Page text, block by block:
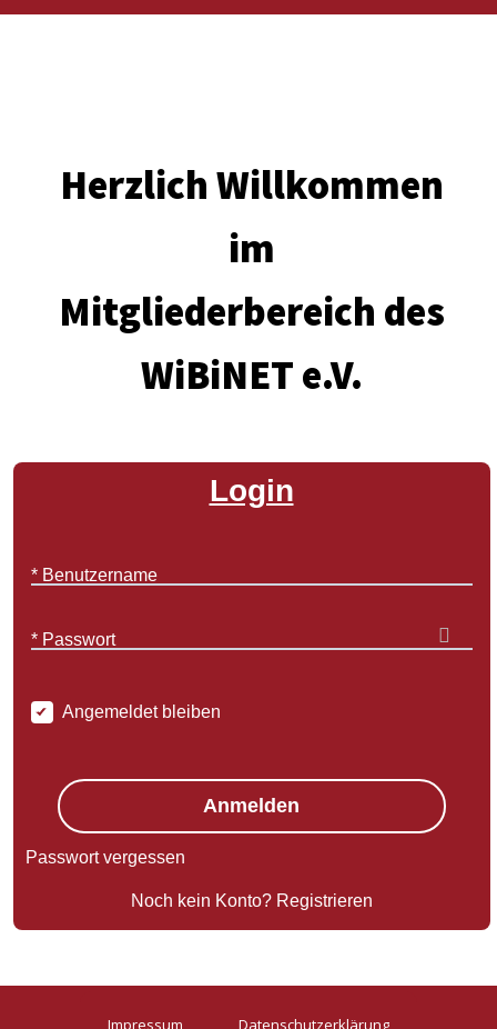
Herzlich Willkommen
im
Mitgliederbereich des
WiBiNET e.V.
Login
* Benutzername
* Passwort
Angemeldet bleiben
Anmelden
Passwort vergessen
Noch kein Konto? Registrieren